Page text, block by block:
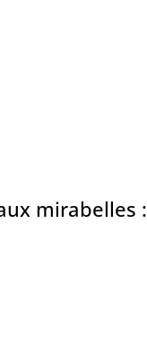
mirabelles :